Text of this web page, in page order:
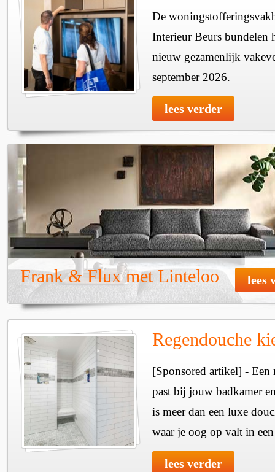
De
Interieur Beurs bundelen
nieuw gezamenlijk
september 2026.
lees verder
Frank & Flux met Linteloo lees
Regendouche
[Sponsored artikel] - Een
past bij jouw badkamer
is meer dan een luxe
waar je oog op valt in
lees verder